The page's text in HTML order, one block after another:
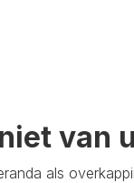
van
als